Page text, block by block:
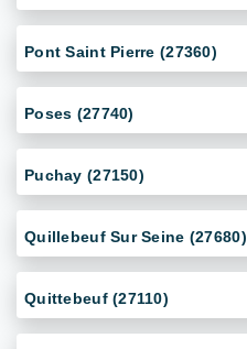
Pont Saint Pierre (27360)
Poses (27740)
Puchay (27150)
Quillebeuf Sur Seine (27680)
Quittebeuf (27110)